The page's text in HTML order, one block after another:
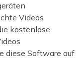
Videos
kostenlose
diese Software auf